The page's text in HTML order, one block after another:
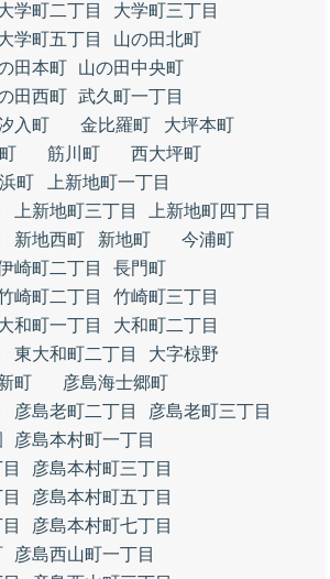
学町二丁目
大学町三丁目
学町五丁目
山の田北町
田本町
山の田中央町
田西町 武久町一丁目
入町 金比羅町
大坪本町
筋川町
西大坪町
町
上新地町一丁目
上新地町三丁目
上新地町四丁目
新地西町 新地町
今浦町
崎町二丁目
長門町
崎町二丁目
竹崎町三丁目
和町一丁目
大和町二丁目
東大和町二丁目
大字椋野
町
彦島海士郷町
彦島老町二丁目
彦島老町三丁目
彦島本村町一丁目
彦島本村町三丁目
彦島本村町五丁目
彦島本村町七丁目
彦島西山町一丁目